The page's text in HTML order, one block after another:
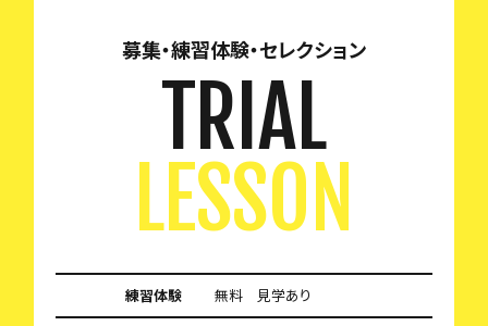
募集・練習体験・セレクション
TRIAL
LESSON
練習体験 無料 見学あり